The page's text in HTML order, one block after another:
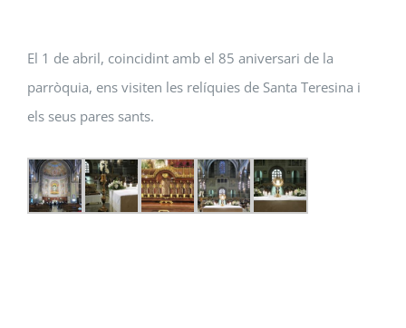
El 1 de abril, coincidint amb el 85 aniversari de la
parròquia, ens visiten les relíquies de Santa Teresina i
els seus pares sants.